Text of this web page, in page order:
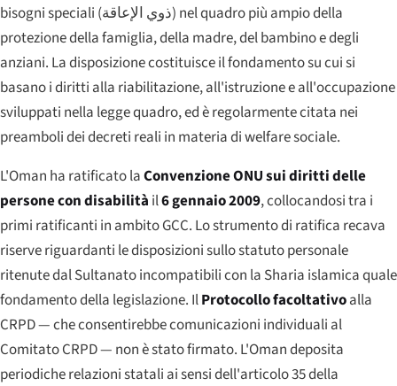
bisogni speciali (ذوي الإعاقة) nel quadro più ampio della
protezione della famiglia, della madre, del bambino e degli
anziani. La disposizione costituisce il fondamento su cui si
basano i diritti alla riabilitazione, all'istruzione e all'occupazione
sviluppati nella legge quadro, ed è regolarmente citata nei
preamboli dei decreti reali in materia di welfare sociale.
L'Oman ha ratificato laConvenzione ONU sui diritti delle
persone con disabilità il6 gennaio 2009, collocandosi tra i
primi ratificanti in ambito GCC. Lo strumento di ratifica recava
riserve riguardanti le disposizioni sullo statuto personale
ritenute dal Sultanato incompatibili con la Sharia islamica quale
fondamento della legislazione. IlProtocollo facoltativoalla
CRPD — che consentirebbe comunicazioni individuali al
Comitato CRPD — non è stato firmato. L'Oman deposita
periodiche relazioni statali ai sensi dell'articolo 35 della